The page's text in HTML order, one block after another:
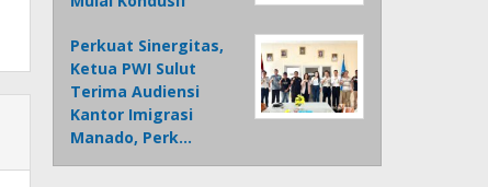
Perkuat Sinergitas,
Ketua PWI Sulut
Terima Audiensi
Kantor Imigrasi
Manado, Perk…